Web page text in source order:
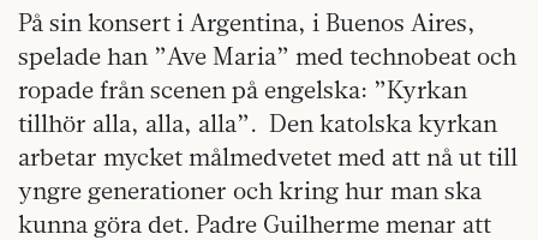
På sin konsert i Argentina, i Buenos Aires,
spelade han ”Ave Maria” med technobeat och
ropade från scenen på engelska: ”Kyrkan
tillhör alla, alla, alla”. Den katolska kyrkan
arbetar mycket målmedvetet med att nå ut till
yngre generationer och kring hur man ska
kunna göra det. Padre Guilherme menar att